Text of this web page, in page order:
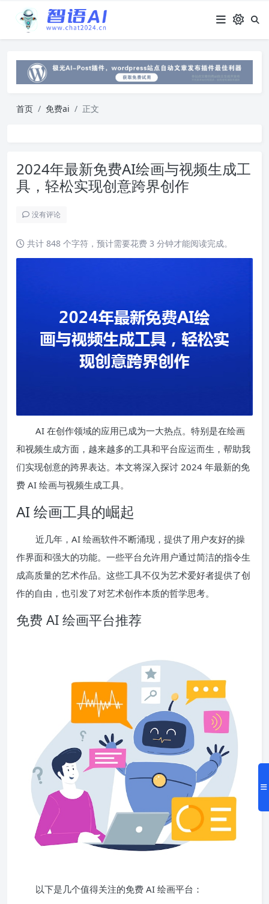
首页 免费ai 正文
2024年最新免费AI绘画与视频生成工
具，轻松实现创意跨界创作
没有评论
共计 848 个字符，预计需要花费 3 分钟才能阅读完成。
AI 在创作领域的应用已成为一大热点。特别是在绘画
和视频生成方面，越来越多的工具和平台应运而生，帮助我
们实现创意的跨界表达。本文将深入探讨 2024 年最新的免
费 AI 绘画与视频生成工具。
AI 绘画工具的崛起
近几年，AI 绘画软件不断涌现，提供了用户友好的操
作界面和强大的功能。一些平台允许用户通过简洁的指令生
成高质量的艺术作品。这些工具不仅为艺术爱好者提供了创
作的自由，也引发了对艺术创作本质的哲学思考。
免费 AI 绘画平台推荐
以下是几个值得关注的免费 AI 绘画平台：